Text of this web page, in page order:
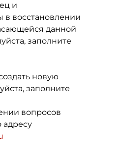
и
в восстановлении
данной
заполните
новую
заполните
вопросов
адресу